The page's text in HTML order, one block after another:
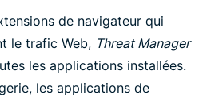
de navigateur qui
le trafic Web, Threat Manager
les applications installées.
les applications de